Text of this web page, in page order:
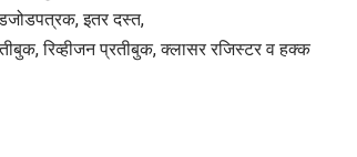
इतर दस्‍त,
रिव्हीजन प्रतीबुक, क्‍लासर रजिस्‍टर व हक्‍क